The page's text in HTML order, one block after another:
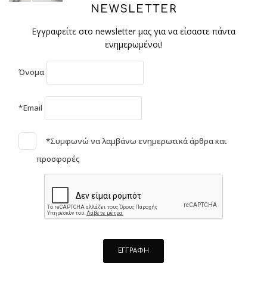
NEWSLETTER
Εγγραφείτε στο newsletter μας για να είσαστε πάντα
ενημερωμένοι!
Όνομα
*Email
*Συμφωνώ να λαμβάνω ενημερωτικά άρθρα και
προσφορές